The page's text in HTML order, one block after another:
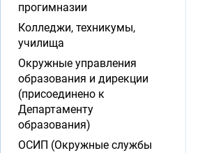
прогимназии
Колледжи, техникумы,
училища
Окружные управления
образования и дирекции
(присоединено к
Департаменту
образования)
ОСИП (Окружные службы